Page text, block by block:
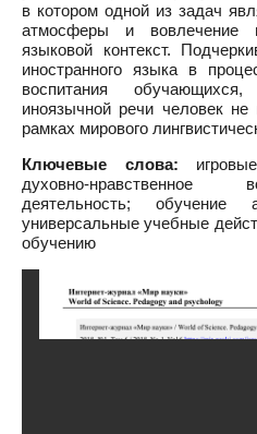
в котором одной из задач
атмосферы и вовлечение
языковой контекст.
иностранного языка в
воспитания
иноязычной речи человек
рамках мирового
Ключевые слова:
духовно-нравственное
деятельность; обучение
универсальные учебные
обучению